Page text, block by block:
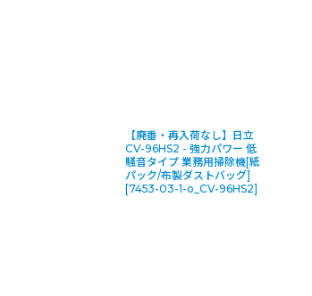
【廃番・再入荷なし】日立
CV-96HS2 - 強力パワー 低
騒音タイプ 業務用掃除機[紙
パック/布製ダストバッグ]
[7453-03-1-o_CV-96HS2]